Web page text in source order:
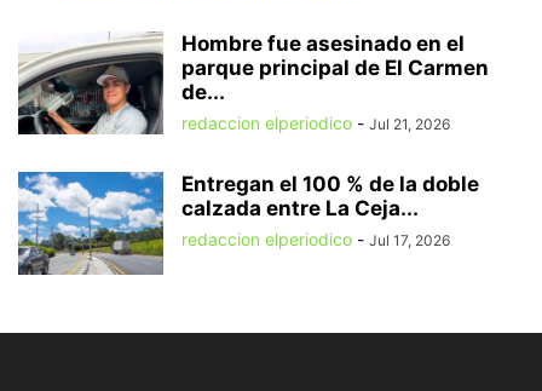
Hombre fue asesinado en el
parque principal de El Carmen
de...
redaccion elperiodico - Jul 21, 2026
Entregan el 100 % de la doble
calzada entre La Ceja...
redaccion elperiodico - Jul 17, 2026